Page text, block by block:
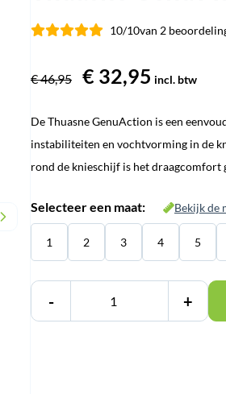
10/10van 2
€46,95
Oorspronkelijke
was:
€ 46,95.
€ 32,95 Huidige
€ 32,95.
incl. btw
De Thuasne GenuAction is een
instabiliteiten en vochtvorming in de
rond de knieschijf is het draagcomfort
Selecteer een maat: Bekijk de
1 2 3 4 5
- +